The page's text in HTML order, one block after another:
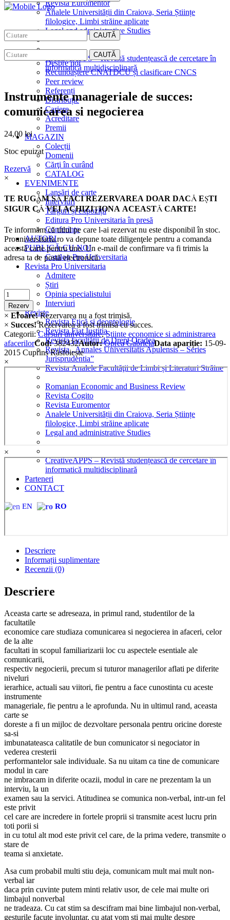
Revista Euromentor
Analele Universității din Craiova, Seria Științe
filologice, Limbi străine aplicate
Legal and administrative Studies
CreativeAPPS – Revistă studențească de cercetare în
informatică multidisciplinară
CAUTĂ
EDITURA
Despre noi
Recunoaștere CNATDCU și clasificare CNCS
Peer review
Referenți
Distribuție
Cariere
Acreditare
Premii
MAGAZIN
Colecții
Domenii
Cărţi în curând
CATALOG
EVENIMENTE
Lansări de carte
Interviuri
Târguri și expoziții
Editura Pro Universitaria în presă
Conferințe
AUTORI
PUBLICĂ CU NOI
Catalog Pro Universitaria
Revista Pro Universitaria
Admitere
Știri
Opinia specialistului
Interviuri
Reviste
Revista Etică și deontologie
Revista Fiat Iustitia
Revista facultății de Drept Oradea
Revista „Annales Universitatis Apulensis – Series
Jurisprudentia”
Revista Analele Facultăţii de Limbi și Literaturi Străine
Romanian Economic and Business Review
Revista Cogito
Revista Euromentor
Analele Universității din Craiova, Seria Științe
filologice, Limbi străine aplicate
Legal and administrative Studies
CreativeAPPS – Revistă studențească de cercetare în
informatică multidisciplinară
Parteneri
CONTACT
EN RO
CAUTĂ
Instrumente manageriale de succes:
comunicarea si negocierea
24,00 lei
Stoc epuizat
Rezervă
×
TE RUGĂM SĂ FACI REZERVAREA DOAR DACĂ EŞTI
SIGUR CĂ VEI ACHIZIŢIONA ACEASTĂ CARTE!
Te informăm că titlul pe care l-ai rezervat nu este disponibil în stoc.
Prouniversitaria.ro va depune toate diligenţele pentru a comanda
această carte pentru tine. Un e-mail de confirmare va fi trimis la
adresa ta de postă electronică.
Criminalistica
quantity
Rezerv
× Eroare!Rezervarea nu a fost trimisă.
× Succes!Rezervarea a fost trimisă cu succes.
Categorii:Cursuri universitare,Stiinte economice si administrarea
afacerilorCod:382432Autor: Oprea GabrielaData apariție: 15-09-
2015 CuprinsRăsfoiește
×
×
Descriere
Informații suplimentare
Recenzii (0)
Descriere
Aceasta carte se adreseaza, in primul rand, studentilor de la
facultatile
economice care studiaza comunicarea si negocierea in afaceri, celor
de la alte
facultati in scopul familiarizarii loc cu aspectele esentiale ale
comunicarii,
respectiv negocierii, precum si tuturor managerilor aflati pe diferite
niveluri
ierarhice, actuali sau viitori, fie pentru a face cunostinta cu aceste
instrumente
manageriale, fie pentru a le aprofunda. Nu in ultimul rand, aceasta
carte se
doreste a fi un mijloc de dezvoltare personala pentru oricine doreste
sa-si
imbunatateasca calitatile de bun comunicator si negociator in
vederea cresterii
performantelor sale individuale. Sa nu uitam ca tine de comunicare
modul in care
ne imbracam in diferite ocazii, modul in care ne prezentam la un
interviu, la un
examen sau la servici. Atitudinea se comunica non-verbal, intr-un fel
este privit
cel care are incredere in fortele proprii si transmite acest lucru prin
toti porii si
in cu totul alt mod este privit cel care, de la prima vedere, transmite o
stare de
teama si anxietate.
Asa cum probabil multi stiu deja, comunicam mult mai mult non-
verbal iar
daca prin cuvinte putem minti relativ usor, de cele mai multe ori
limbajul nonverbal
ne tradeaza. Cu cat stim sa descifram mai bine limbajul non-verbal,
gesturile facute involuntar, cu atat vom sti mai multe despre